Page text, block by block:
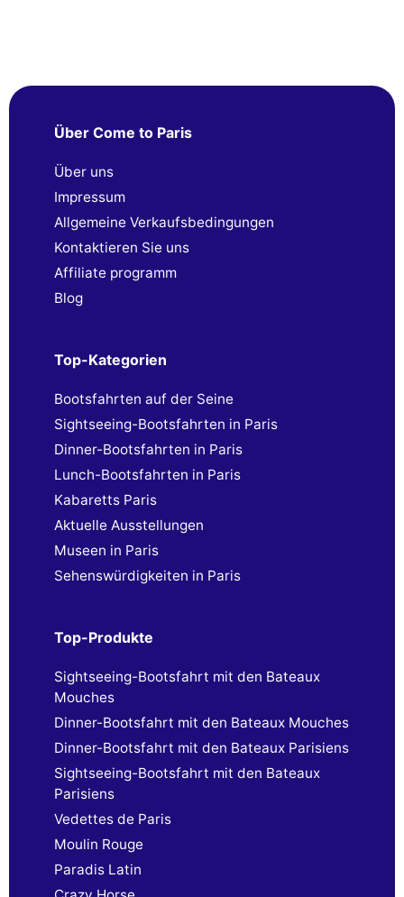
Über Come to Paris
Über uns
Impressum
Allgemeine Verkaufsbedingungen
Kontaktieren Sie uns
Affiliate programm
Blog
Top-Kategorien
Bootsfahrten auf der Seine
Sightseeing-Bootsfahrten in Paris
Dinner-Bootsfahrten in Paris
Lunch-Bootsfahrten in Paris
Kabaretts Paris
Aktuelle Ausstellungen
Museen in Paris
Sehenswürdigkeiten in Paris
Top-Produkte
Sightseeing-Bootsfahrt mit den Bateaux
Mouches
Dinner-Bootsfahrt mit den Bateaux Mouches
Dinner-Bootsfahrt mit den Bateaux Parisiens
Sightseeing-Bootsfahrt mit den Bateaux
Parisiens
Vedettes de Paris
Moulin Rouge
Paradis Latin